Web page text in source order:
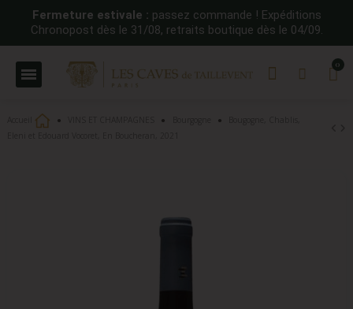
Fermeture estivale : passez commande ! Expéditions
Chronopost dès le 31/08, retraits boutique dès le 04/09.